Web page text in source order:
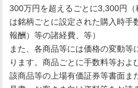
300万円を超えるごとに3,300円
は銘柄ごとに設定された購入時手
報酬）等の諸経費、等）
また、各商品等には価格の変動等
ります。商品ごとに手数料等およ
該商品等の上場有価証券等書面ま